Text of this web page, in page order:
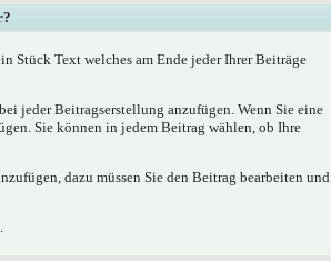
Stück Text welches am Ende jeder Ihrer Beiträge
jeder Beitragserstellung anzufügen. Wenn Sie eine
Sie können in jedem Beitrag wählen, ob Ihre
dazu müssen Sie den Beitrag bearbeiten und